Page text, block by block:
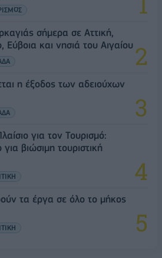
σήμερα σε Αττική,
και νησιά του Αιγαίου
η έξοδος των αδειούχων
για τον Τουρισμό:
βιώσιμη τουριστική
τα έργα σε όλο το μήκος